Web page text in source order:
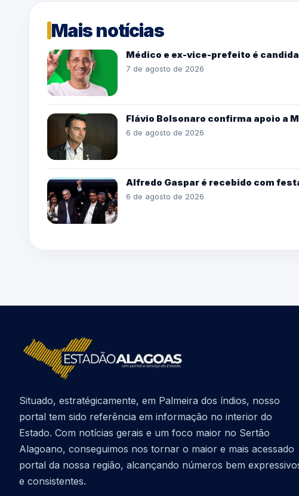
Mais notícias
Médico e ex-vice-prefeito é
7 de agosto de 2026
Flávio Bolsonaro confirma apoio a
6 de agosto de 2026
Alfredo Gaspar é recebido com
6 de agosto de 2026
Situado, estratégicamente, em Palmeira dos índios, nosso
portal tem sido referência em informação no interior do
Estado. Com notícias gerais e um foco maior no Sertão
Alagoano, conseguimos nos tornar o maior e mais acessado
portal da nossa região, alcançando números bem
e consistentes.